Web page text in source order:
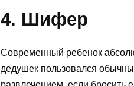
4. Шифер
Современный ребенок
дедушек пользовался